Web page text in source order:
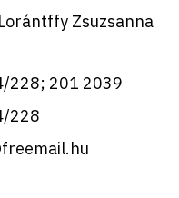
Zsuzsanna
228; 201 2039
228